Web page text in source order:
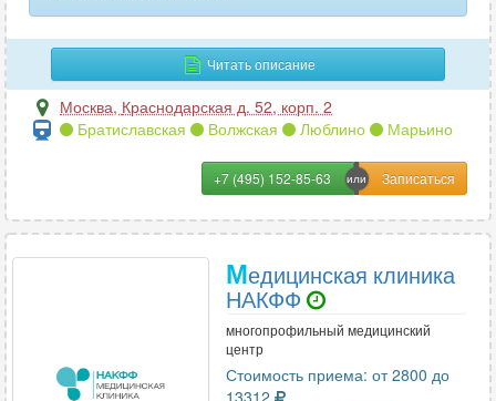
крестцово-подвздошных сочленений 16
легких 49
лимфоузлов
41
локтевого сустава 55
23
мочевого пузыря
Читать описание
Москва, Краснодарская д. 52, корп. 2
Братиславская
Волжская Люблино Марьино
+7 (495) 152-85-63
Медицинская клиника
НАКФФ
многопрофильный медицинский
центр
Стоимость приема: от 2800 до
13312